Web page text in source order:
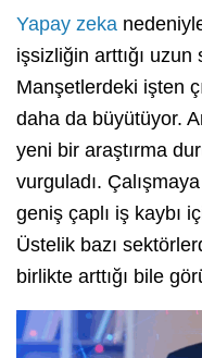
Yapay zeka
işsizliğin arttığı
Manşetlerdeki işten
daha da büyütüyor.
yeni bir araştırma
vurguladı.
geniş çaplı iş kaybı
Üstelik bazı
birlikte arttığı bile